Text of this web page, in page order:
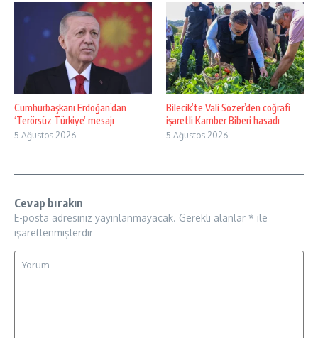
Cumhurbaşkanı Erdoğan’dan
‘Terörsüz Türkiye’ mesajı
5 Ağustos 2026
Bilecik’te Vali Sözer’den coğrafi
işaretli Kamber Biberi hasadı
5 Ağustos 2026
Cevap bırakın
E-posta adresiniz yayınlanmayacak. Gerekli alanlar * ile
işaretlenmişlerdir